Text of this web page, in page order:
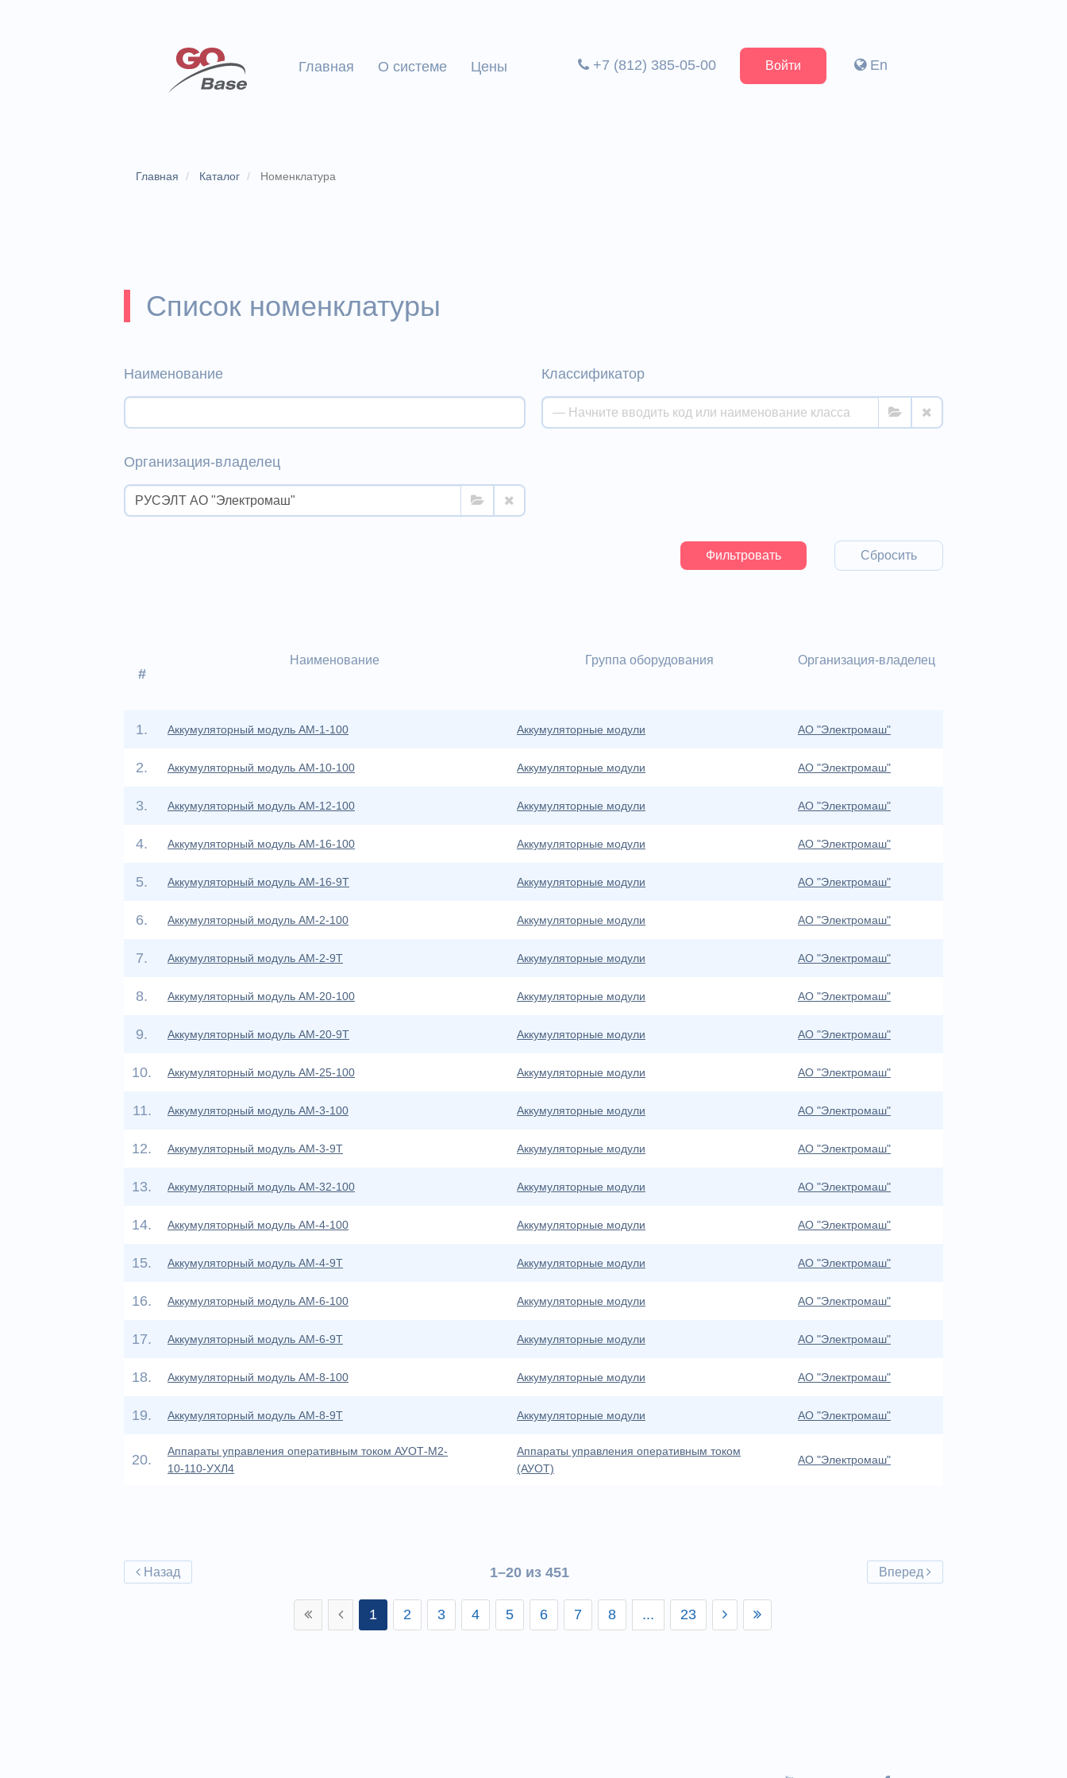
Главная О системе Цены +7 (812) 385-05-00 Войти En
Главная Каталог Номенклатура
Список номенклатуры
Наименование Классификатор
Организация-владелец
Сбросить
#
Наименование Группа оборудования Организация-владелец
1. Аккумуляторный модуль АМ-1-100 Аккумуляторные модули АО "Электромаш"
2. Аккумуляторный модуль АМ-10-100 Аккумуляторные модули АО "Электромаш"
3. Аккумуляторный модуль АМ-12-100 Аккумуляторные модули АО "Электромаш"
4. Аккумуляторный модуль АМ-16-100 Аккумуляторные модули АО "Электромаш"
5. Аккумуляторный модуль АМ-16-9Т Аккумуляторные модули АО "Электромаш"
6. Аккумуляторный модуль АМ-2-100 Аккумуляторные модули АО "Электромаш"
7. Аккумуляторный модуль АМ-2-9Т Аккумуляторные модули АО "Электромаш"
8. Аккумуляторный модуль АМ-20-100 Аккумуляторные модули АО "Электромаш"
9. Аккумуляторный модуль АМ-20-9Т Аккумуляторные модули АО "Электромаш"
10. Аккумуляторный модуль АМ-25-100 Аккумуляторные модули АО "Электромаш"
11. Аккумуляторный модуль АМ-3-100 Аккумуляторные модули АО "Электромаш"
12. Аккумуляторный модуль АМ-3-9Т Аккумуляторные модули АО "Электромаш"
13. Аккумуляторный модуль АМ-32-100 Аккумуляторные модули АО "Электромаш"
14. Аккумуляторный модуль АМ-4-100 Аккумуляторные модули АО "Электромаш"
15. Аккумуляторный модуль АМ-4-9Т Аккумуляторные модули АО "Электромаш"
16. Аккумуляторный модуль АМ-6-100 Аккумуляторные модули АО "Электромаш"
17. Аккумуляторный модуль АМ-6-9Т Аккумуляторные модули АО "Электромаш"
18. Аккумуляторный модуль АМ-8-100 Аккумуляторные модули АО "Электромаш"
19. Аккумуляторный модуль АМ-8-9Т Аккумуляторные модули АО "Электромаш"
20.
Аппараты управления оперативным током АУОТ-М2-
10-110-УХЛ4
Аппараты управления оперативным током
(АУОТ)
АО "Электромаш"
Назад 1–20 из 451 Вперед
1 2 3 4 5 6 7 8 ... 23